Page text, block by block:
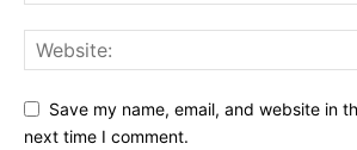
Save my name, email, and website in
next time I comment.